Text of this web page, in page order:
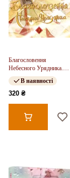
Благословення
Небесного Урядника.
Том 2
В наявності
320 ₴